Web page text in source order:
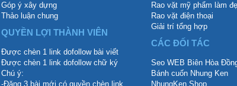
Góp ý xây dựng
Thảo luận chung
QUYỀN LỢI THÀNH VIÊN
Được chèn 1 link dofollow bài viết
Được chèn 1 link dofollow chữ ký
Chú ý:
-Đăng 3 bài mới có quyền chèn link
Rao vặt mỹ phẩm làm
Rao vặt điện thoại
Giải trí tổng hợp
CÁC ĐỐI TÁC
Seo WEB Biên Hòa
Bánh cuốn Nhung Ken
NhungKen Shop